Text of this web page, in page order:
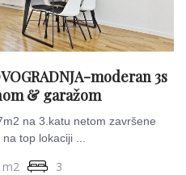
moderan 3s
& garažom
na 3.katu netom završene
top lokaciji ...
m2 3